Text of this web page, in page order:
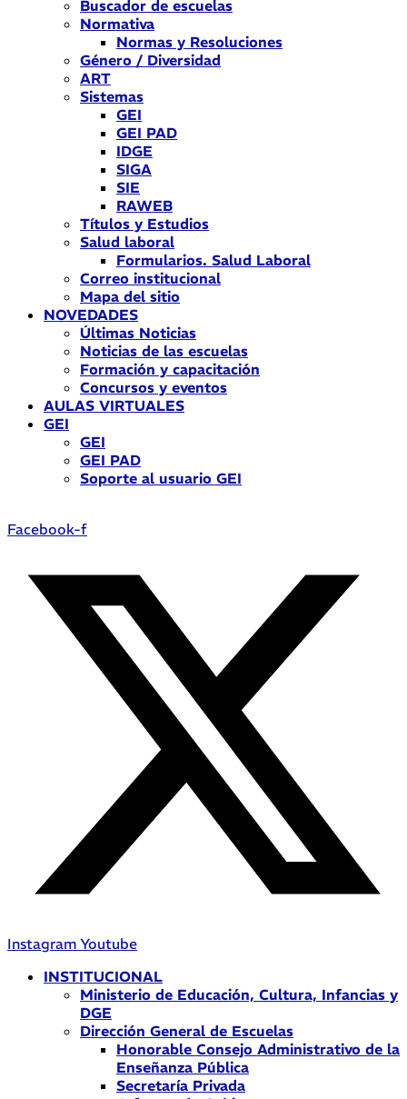
Buscador de escuelas
Normativa
Normas y Resoluciones
Género / Diversidad
ART
Sistemas
GEI
GEI PAD
IDGE
SIGA
SIE
RAWEB
Títulos y Estudios
Salud laboral
Formularios. Salud Laboral
Correo institucional
Mapa del sitio
NOVEDADES
Últimas Noticias
Noticias de las escuelas
Formación y capacitación
Concursos y eventos
AULAS VIRTUALES
GEI
GEI
GEI PAD
Soporte al usuario GEI
Facebook-f
Instagram Youtube
INSTITUCIONAL
Ministerio de Educación, Cultura, Infancias y
DGE
Dirección General de Escuelas
Honorable Consejo Administrativo de la
Enseñanza Pública
Secretaría Privada